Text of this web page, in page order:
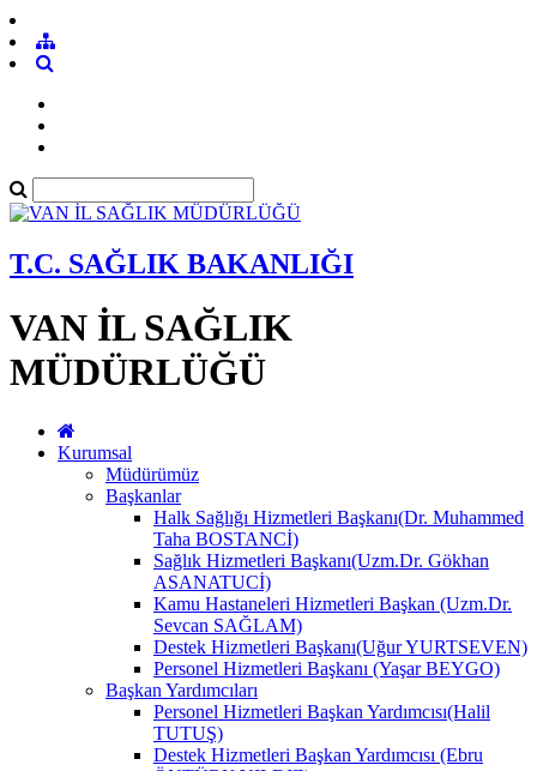
T.C. SAĞLIK BAKANLIĞI
VAN İL SAĞLIK
MÜDÜRLÜĞÜ
Kurumsal
Müdürümüz
Başkanlar
Halk Sağlığı Hizmetleri Başkanı(Dr. Muhammed
Taha BOSTANCİ)
Sağlık Hizmetleri Başkanı(Uzm.Dr. Gökhan
ASANATUCİ)
Kamu Hastaneleri Hizmetleri Başkan (Uzm.Dr.
Sevcan SAĞLAM)
Destek Hizmetleri Başkanı(Uğur YURTSEVEN)
Personel Hizmetleri Başkanı (Yaşar BEYGO)
Başkan Yardımcıları
Personel Hizmetleri Başkan Yardımcısı(Halil
TUTUŞ)
Destek Hizmetleri Başkan Yardımcısı (Ebru